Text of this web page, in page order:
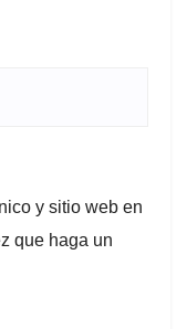
y sitio web en
que haga un